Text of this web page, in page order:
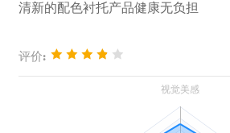
清新的配色衬托产品健康无负担
评价: